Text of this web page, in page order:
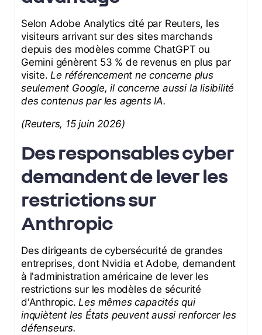
Selon Adobe Analytics cité par Reuters, les
visiteurs arrivant sur des sites marchands
depuis des modèles comme ChatGPT ou
Gemini génèrent 53 % de revenus en plus par
visite.Le référencement ne concerne plus
seulement Google, il concerne aussi la lisibilité
des contenus par les agents IA.
(Reuters, 15 juin 2026)
Des responsables cyber
demandent de lever les
restrictions sur
Anthropic
Des dirigeants de cybersécurité de grandes
entreprises, dont Nvidia et Adobe, demandent
à l'administration américaine de lever les
restrictions sur les modèles de sécurité
d'Anthropic.Les mêmes capacités qui
inquiètent les États peuvent aussi renforcer les
défenseurs.